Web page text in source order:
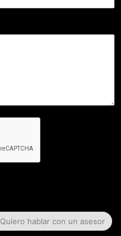
Quiero hablar con un asesor